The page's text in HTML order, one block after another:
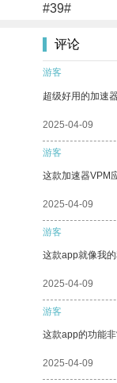
#39#
评论
游客
超级好用的加速
2025-04-09
游客
这款加速器VPM
2025-04-09
游客
这款app就像我
2025-04-09
游客
这款app的功能
2025-04-09